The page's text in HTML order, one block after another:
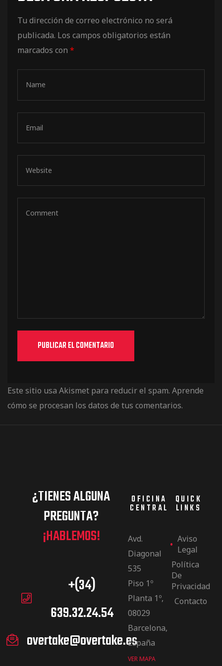
Tu dirección de correo electrónico no será
publicada. Los campos obligatorios están
marcados con *
Este sitio usa Akismet para reducir el spam. Aprende
cómo se procesan los datos de tus comentarios.
¿TIENES ALGUNA
PREGUNTA?
¡HABLEMOS!
+(34)
639.32.24.54
overtake@overtake.es
OFICINA
CENTRAL
Avd.
Diagonal
535
Piso 1º
Planta 1º,
08029
Barcelona,
España
VER MAPA
QUICK
LINKS
Aviso
Legal
Política
De
Privacidad
Contacto